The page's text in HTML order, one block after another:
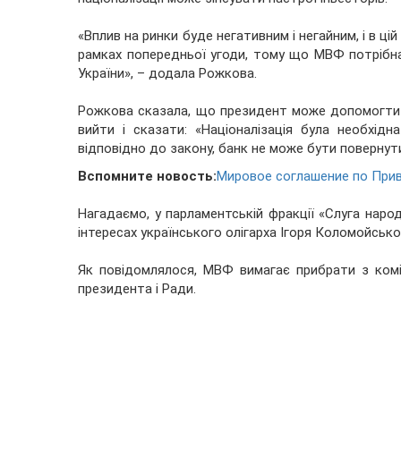
«Вплив на ринки буде негативним і негайним, і в
рамках попередньої угоди, тому що МВФ
України», – додала Рожкова.
Рожкова сказала, що президент може допомогти
вийти і сказати: «Націоналізація була
відповідно до закону, банк не може бути
Вспомните новость:Мировое соглашение по
Нагадаємо, у парламентській фракції «Слуга
інтересах українського олігарха Ігоря
Як повідомлялося, МВФ вимагає прибрати з
президента і Ради.